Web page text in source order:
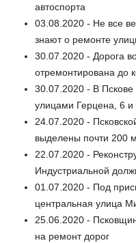
автоспорта
03.08.2020 - Не все
знают о ремонте
30.07.2020 - Дорога
отремонтирована до
30.07.2020 - В
улицами Герцена, 6 и
24.07.2020 -
выделены почти 200
22.07.2020 -
Индустриальной
01.07.2020 - Под
центральная улица
25.06.2020 -
на ремонт дорог